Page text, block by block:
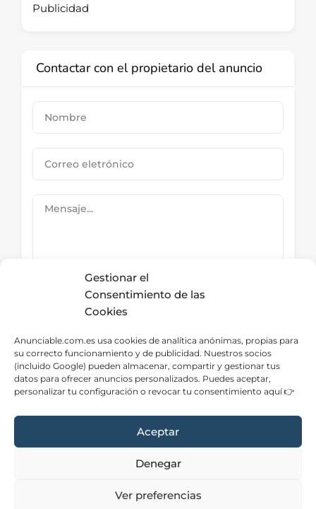
Gestionar el
Consentimiento de las
Cookies
Anunciable.com.es usa cookies de analítica anónimas, propias para
su correcto funcionamiento y de publicidad. Nuestros socios
(incluido Google) pueden almacenar, compartir y gestionar tus
datos para ofrecer anuncios personalizados. Puedes aceptar,
personalizar tu configuración o revocar tu consentimiento aquí 👉
Aceptar
Denegar
Ver preferencias
Publicidad
Contactar con el propietario del anuncio
Submit Now
Directorio – Categorías
Privacidad Cookies